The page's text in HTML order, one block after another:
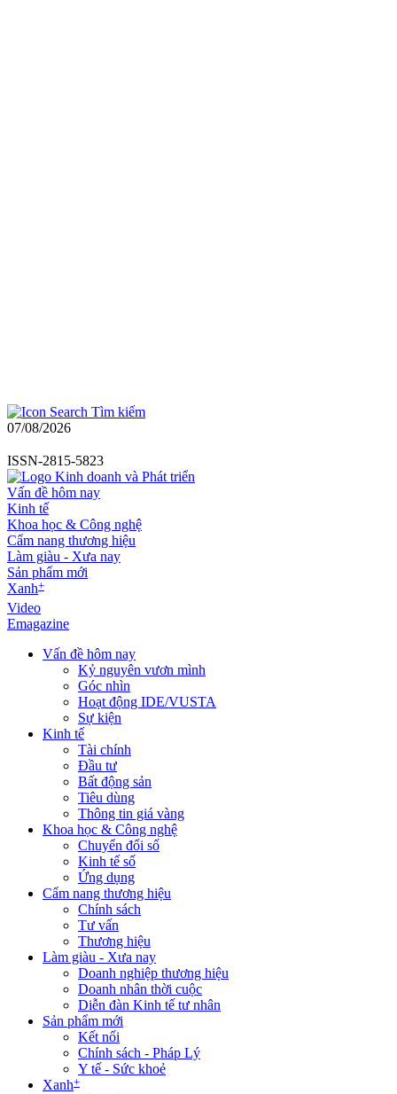
Tìm kiếm
07/08/2026
ISSN-2815-5823
Vấn đề hôm nay
Kinh tế
Khoa học & Công nghệ
Cẩm nang thương hiệu
Làm giàu - Xưa nay
Sản phẩm mới
Xanh+
Video
Emagazine
Vấn đề hôm nay
Kỷ nguyên vươn mình
Góc nhìn
Hoạt động IDE/VUSTA
Sự kiện
Kinh tế
Tài chính
Đầu tư
Bất động sản
Tiêu dùng
Thông tin giá vàng
Khoa học & Công nghệ
Chuyển đổi số
Kinh tế số
Ứng dụng
Cẩm nang thương hiệu
Chính sách
Tư vấn
Thương hiệu
Làm giàu - Xưa nay
Doanh nghiệp thương hiệu
Doanh nhân thời cuộc
Diễn đàn Kinh tế tư nhân
Sản phẩm mới
Kết nối
Chính sách - Pháp Lý
Y tế - Sức khoẻ
Xanh+